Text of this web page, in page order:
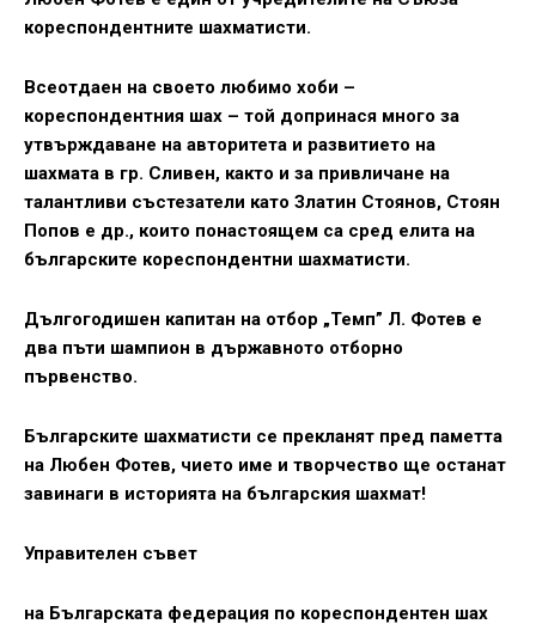
кореспондентните шахматисти.
Всеотдаен на своето любимо хоби –
кореспондентния шах – той допринася много за
утвърждаване на авторитета и развитието на
шахмата в гр. Сливен, както и за привличане на
талантливи състезатели като Златин Стоянов, Стоян
Попов е др., които понастоящем са сред елита на
българските кореспондентни шахматисти.
Дългогодишен капитан на отбор „Темп” Л. Фотев е
два пъти шампион в държавното отборно
първенство.
Българските шахматисти се прекланят пред паметта
на Любен Фотев, чието име и творчество ще останат
завинаги в историята на българския шахмат!
Управителен съвет
на Българската федерация по кореспондентен шах